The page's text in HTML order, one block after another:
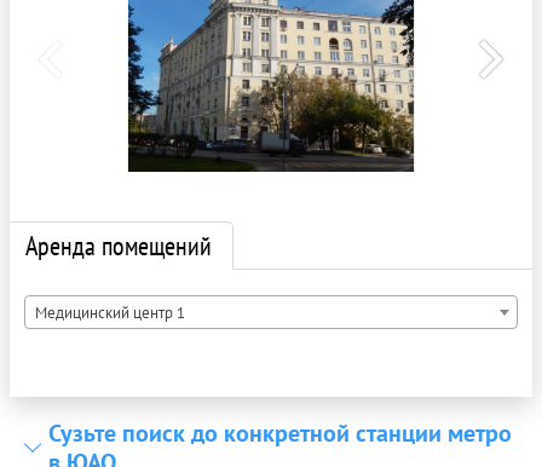
Аренда помещений
Медицинский центр 1
Сузьте поиск до конкретной станции метро